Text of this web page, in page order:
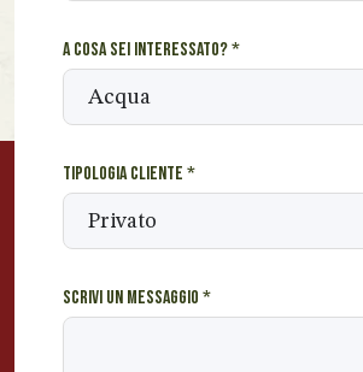
A cosa sei interessato?*
Tipologia cliente *
Scrivi un messaggio *